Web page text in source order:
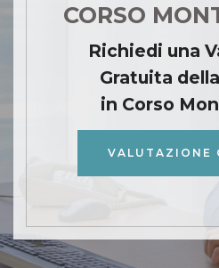
CORSO
Richiedi una
Gratuita
in Corso
VALUTAZIONE